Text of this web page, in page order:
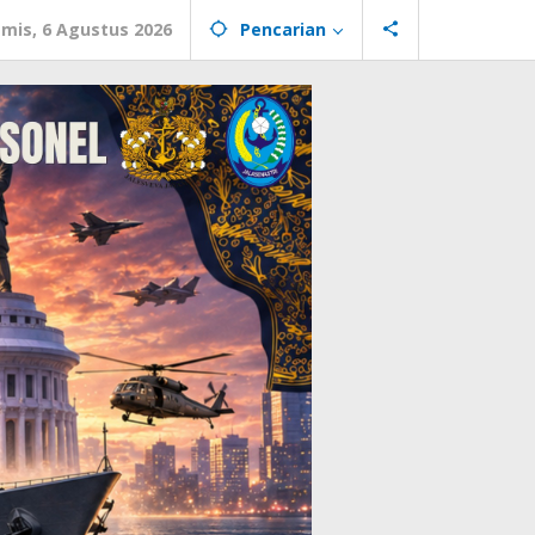
6 Agustus 2026 Pencarian